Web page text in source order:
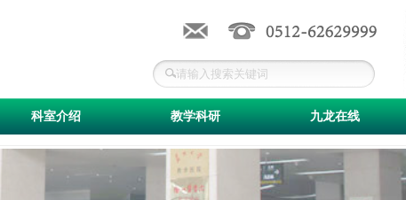
科室介绍 教学科研 九龙在线